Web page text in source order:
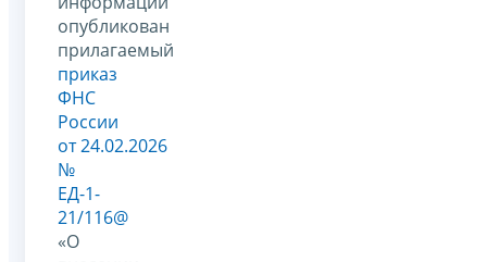
опубликован
прилагаемый
приказ
ФНС
России
от 24.02.2026
№
ЕД-1-
21/116@
«О